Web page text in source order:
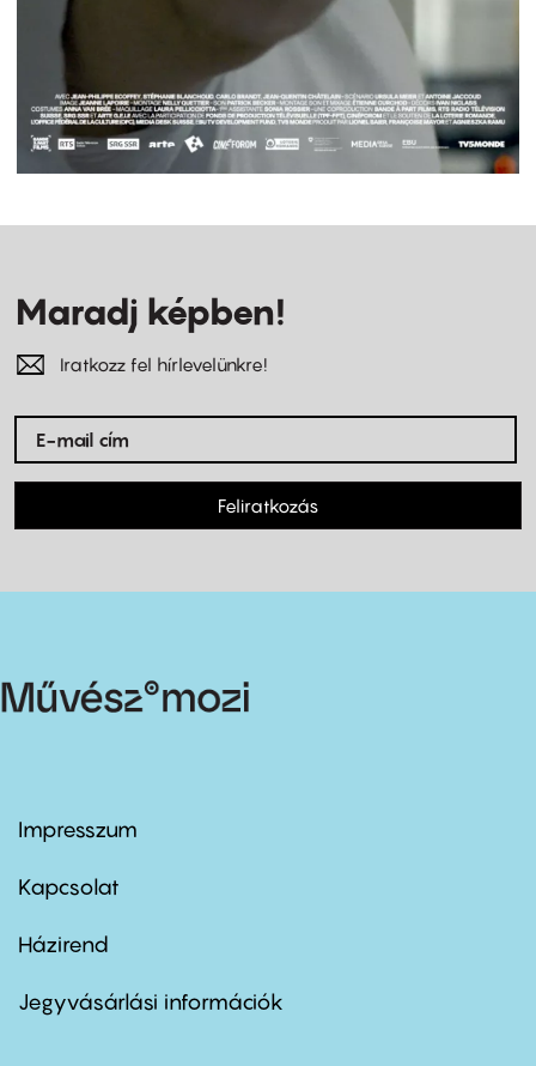
Maradj képben!
Iratkozz fel hírlevelünkre!
Feliratkozás
Footer
first
Impresszum
Kapcsolat
Footer
second
Házirend
Jegyvásárlási információk